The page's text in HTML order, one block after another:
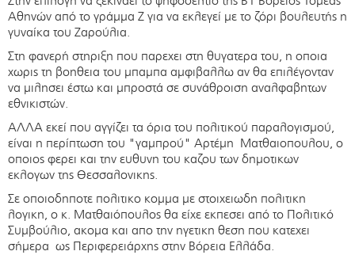
Αθηνών από το γράμμα Ζ για να εκλεγεί με το ζόρι βουλευτής η
γυναίκα του Ζαρούλια.
Στη φανερή στηριξη που παρεχει στη θυγατερα του, η οποια
χωρις τη βοηθεια του μπαμπα αμφιβαλλω αν θα επιλέγονταν
να μιλησει έστω και μπροστά σε συνάθροιση αναλφαβητων
εθνικιστών.
ΑΛΛΑ εκεί που αγγίζει τα όρια του πολιτικού παραλογισμού,
είναι η περίπτωση του "γαμπρού" Αρτέμη Ματθαιοπουλου, ο
οποιος φερει και την ευθυνη του καζου των δημοτικων
εκλογων της Θεσσαλονικης.
Σε οποιοδηποτε πολιτικο κομμα με στοιχειωδη πολιτικη
λογικη, ο κ. Ματθαιόπουλος θα είχε εκπεσει από το Πολιτικό
Συμβούλιο, ακομα και απο την ηγετικη θεση που κατεχει
σήμερα ως Περιφερειάρχης στην Βόρεια Ελλάδα.